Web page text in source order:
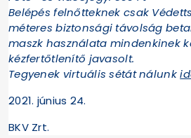
Belépés felnőtteknek csak
méteres biztonsági távolság
maszk használata mindenkinek
kézfertőtlenítő javasolt.
Tegyenek virtuális sétát nálunk
2021. június 24.
BKV Zrt.